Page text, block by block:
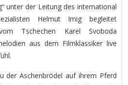
unter der Leitung des international
Helmut Imig begleitet
Tschechen Karel Svoboda
aus dem Filmklassiker live
der Aschenbrödel auf ihrem Pferd